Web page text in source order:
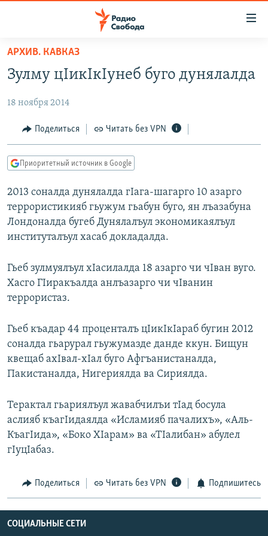
упрощенного
доступа
содержанию
Вернутся
навигации
Вернутся
поиску
ПОДКАСТЫ
АВТОРСКИЕ ПРОЕКТЫ
ЦИТАТЫ СВОБОДЫ
КУЛЬТУРА
IDEL.РЕАЛИИ
КАВКАЗ.РЕАЛИИ
СЕВЕР.РЕАЛИИ
РАСПИСАНИЕ ВЕЩАНИЯ
ПОДПИШИТЕСЬ НА РАССЫЛКУ
СОЦИАЛЬНЫЕ СЕТИ
Все сайты РСЕ/РС
АРХИВ. КАВКАЗ
Зулму цIикIкIунеб буго дунялалда
18 ноября 2014
Поделиться Читать без VPN
Приоритетный источник в Google
2013 соналда дунялалда гIага-шагарго 10 азарго
террористикияб гьужум гьабун буго, ян лъазабуна
Лондоналда бугеб Дунялалъул экономикаялъул
институталъул хасаб докладалда.
Гьеб зулмуялъул хIасилалда 18 азарго чи чIван вуго.
Хасго ГIиракъалда анлъазарго чи чIванин
террористаз.
Гьеб къадар 44 проценталъ цIикIкIараб бугин 2012
соналда гьарурал гьужумазде данде ккун. Бищун
квещаб ахIвал-хIал буго Афгъанистаналда,
Пакистаналда, Нигериялда ва Сириялда.
Терактал гьариялъул жавабчилъи тIад босула
аслияб къагIидаялда «Исламияб пачалихъ», «Аль-
КъагIида», «Боко ХIарам» ва «ТIалибан» абулел
гIуцIабаз.
Поделиться Читать без VPN Подпишитесь
СОЦИАЛЬНЫЕ СЕТИ